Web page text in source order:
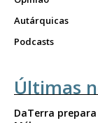
Autárquicas
Podcasts
Últimas
DaTerra